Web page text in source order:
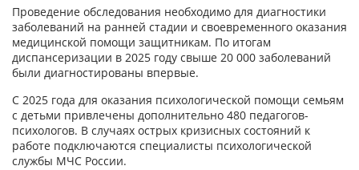
Проведение обследования необходимо для диагностики
заболеваний на ранней стадии и своевременного оказания
медицинской помощи защитникам. По итогам
диспансеризации в 2025 году свыше 20 000 заболеваний
были диагностированы впервые.
С 2025 года для оказания психологической помощи семьям
с детьми привлечены дополнительно 480 педагогов-
психологов. В случаях острых кризисных состояний к
работе подключаются специалисты психологической
службы МЧС России.